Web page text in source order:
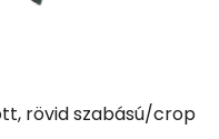
rövid szabású/crop